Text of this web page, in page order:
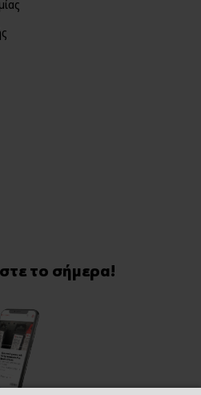
το σήμερα!